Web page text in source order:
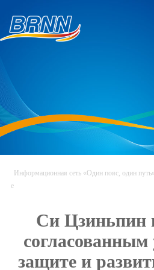
Информационная сеть «Один пояс, один путь»
е
Си Цзиньпин
защите и